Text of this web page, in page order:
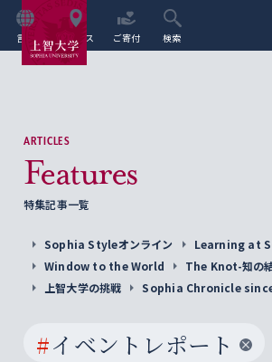
言語 アクセス ご寄付 検索
ARTICLES
Features
特集記事一覧
Sophia Styleオンライン
Learning at
Window to the World
The Knot-知の
上智大学の挑戦
Sophia Chronicle
#イベントレポート